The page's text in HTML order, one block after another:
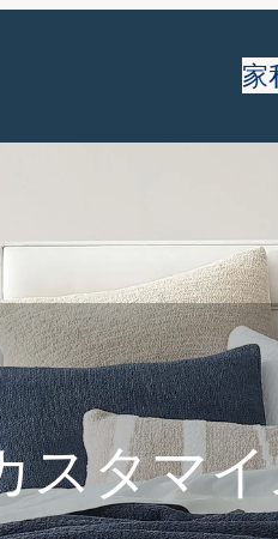
家
スタマ